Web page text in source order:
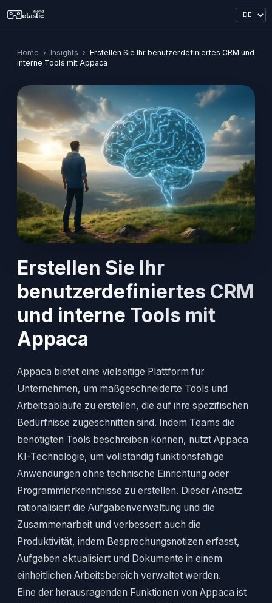
Home › Insights › Erstellen Sie Ihr benutzerdefiniertes CRM und
interne Tools mit Appaca
Erstellen Sie Ihr
benutzerdefiniertes CRM
und interne Tools mit
Appaca
Appaca bietet eine vielseitige Plattform für
Unternehmen, um maßgeschneiderte Tools und
Arbeitsabläufe zu erstellen, die auf ihre spezifischen
Bedürfnisse zugeschnitten sind. Indem Teams die
benötigten Tools beschreiben können, nutzt Appaca
KI-Technologie, um vollständig funktionsfähige
Anwendungen ohne technische Einrichtung oder
Programmierkenntnisse zu erstellen. Dieser Ansatz
rationalisiert die Aufgabenverwaltung und die
Zusammenarbeit und verbessert auch die
Produktivität, indem Besprechungsnotizen erfasst,
Aufgaben aktualisiert und Dokumente in einem
einheitlichen Arbeitsbereich verwaltet werden.
Eine der herausragenden Funktionen von Appaca ist